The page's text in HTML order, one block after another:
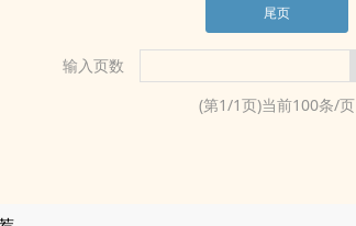
尾页
输入页数
(第1/1页)当前100条/页